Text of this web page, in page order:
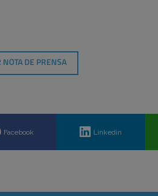
NOTA DE PRENSA
Facebook Linkedin